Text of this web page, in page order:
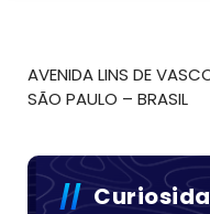
AVENIDA LINS DE
SÃO PAULO – BRASIL